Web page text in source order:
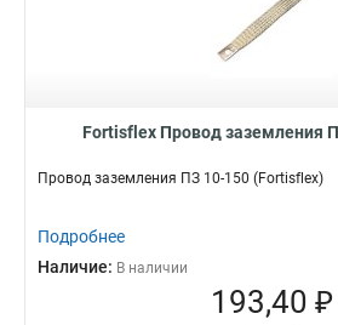
Fortisflex Провод заземления
Провод заземления ПЗ 10-150 (Fortisflex)
Подробнее
Наличие: В наличии
193,40 ₽